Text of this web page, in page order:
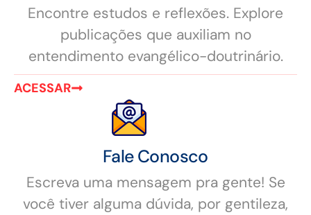
Encontre estudos e reflexões. Explore
publicações que auxiliam no
entendimento evangélico-doutrinário.
ACESSAR
Fale Conosco
Escreva uma mensagem pra gente! Se
você tiver alguma dúvida, por gentileza,